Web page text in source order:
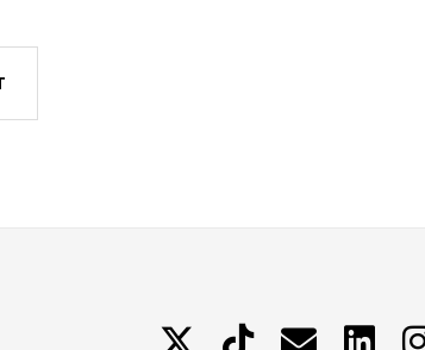
TikTok Contattami LinkedIn